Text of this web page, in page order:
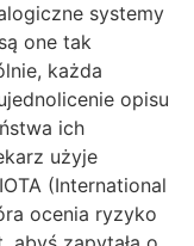
systemy
one tak
każda
opisu
ich
użyje
(International
ocenia ryzyko